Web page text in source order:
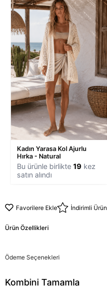
Kadın Yarasa Kol Ajurlu
Hırka - Natural
Bu ürünle birlikte 19 kez
satın alındı
Favorilere Ekle İndirimli Ürün
Ürün Özellikleri
Ödeme Seçenekleri